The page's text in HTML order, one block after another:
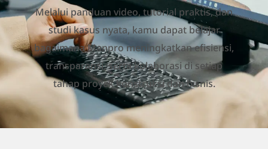
Melalui panduan video, tutorial praktis, dan
studi kasus nyata, kamu dapat belajar
bagaimana Manpro meningkatkan efisiensi,
transparansi, serta kolaborasi di setiap
tahap proyek konstruksi dan bisnis.